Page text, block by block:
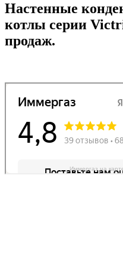
Настенные
котлы серии
продаж.
Иммергаз на